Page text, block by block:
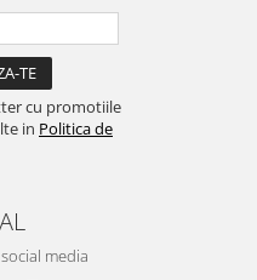
cu promotiile
in Politica de
media